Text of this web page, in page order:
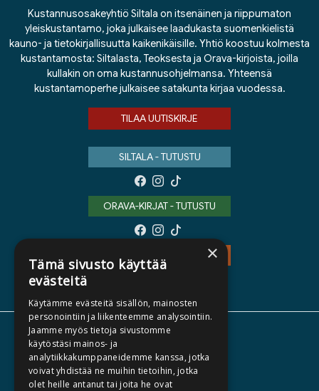
Kustannusosakeyhtiö Siltala on itsenäinen ja riippumaton
yleiskustantamo, joka julkaisee laadukasta suomenkielistä
kauno- ja tietokirjallisuutta kaikenikäisille. Yhtiö koostuu kolmesta
kustantamosta: Siltalasta, Teoksesta ja Orava-kirjoista, joilla
kullakin on oma kustannusohjelmansa. Yhteensä
kustantamoperhe julkaisee satakunta kirjaa vuodessa.
TILAA UUTISKIRJE
SILTALA - TUTUSTU
ORAVA-KIRJAT - TUTUSTU
TIETOA MEISTÄ
TEKIJÄT
KATALOGIT
×
Tämä sivusto käyttää
evästeitä
Käytämme evästeitä sisällön, mainosten
personointiin ja liikenteemme analysointiin.
Jaamme myös tietoja sivustomme
käytöstäsi mainos- ja
analytiikkakumppaneidemme kanssa, jotka
voivat yhdistää ne muihin tietoihin, jotka
olet heille antanut tai joita he ovat